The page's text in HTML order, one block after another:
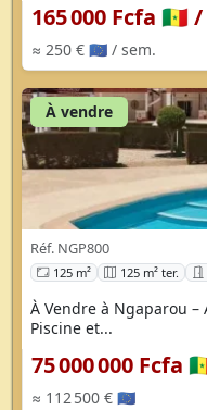
165 000 Fcfa 🇸🇳 /
≈ 250 € 🇪🇺 / sem.
À vendre
Réf. NGP800
125 m² 125 m² ter.
À Vendre à Ngaparou
Piscine et...
75 000 000 Fcfa
≈ 112 500 € 🇪🇺